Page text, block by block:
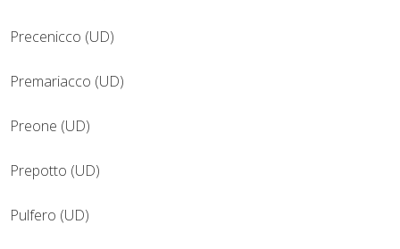
Precenicco (UD)
Premariacco (UD)
Preone (UD)
Prepotto (UD)
Pulfero (UD)